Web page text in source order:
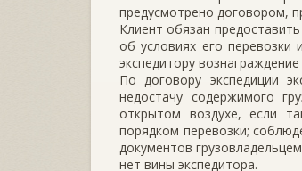
предусмотрено договором,
Клиент обязан
об условиях его
экспедитору
По договору экспедиции
недостачу содержимого
открытом воздухе, если
порядком перевозки;
документов
нет вины экспедитора.